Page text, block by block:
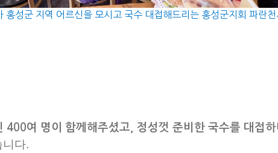
홍성군 지역 어르신을 모시고 국수 대접해드리는 홍성군지회 파란천
400여 명이 함께해주셨고, 정성껏 준비한 국수를 대접
니다.